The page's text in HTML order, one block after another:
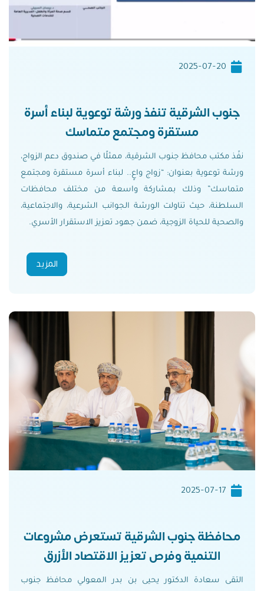
2025-07-20
جنوب الشرقية تنفذ ورشة توعوية لبناء أسرة
مستقرة ومجتمع متماسك
نفّذ مكتب محافظ جنوب الشرقية، ممثلًا في صندوق دعم الزواج،
ورشة توعوية بعنوان: “زواج واعٍ.. لبناء أسرة مستقرة ومجتمع
متماسك” وذلك بمشاركة واسعة من مختلف محافظات
السلطنة، حيث تناولت الورشة الجوانب الشرعية، والاجتماعية،
والصحية للحياة الزوجية، ضمن جهود تعزيز الاستقرار الأسري.
المزيد
2025-07-17
محافظة جنوب الشرقية تستعرض مشروعات
التنمية وفرص تعزيز الاقتصاد الأزرق
التقى سعادة الدكتور يحيى بن بدر المعولي محافظ جنوب